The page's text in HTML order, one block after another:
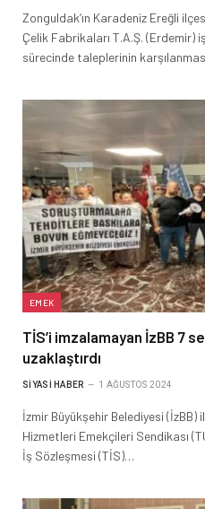
Zonguldak’ın Karadeniz Ereğli
Çelik Fabrikaları T.A.Ş. (Erdemir)
sürecinde taleplerinin
EMEK
TİS’i imzalamayan İzBB 7
uzaklaştırdı
SIYASI HABER 1 AĞUSTOS 2024
İzmir Büyükşehir Belediyesi (İzBB)
Hizmetleri Emekçileri Sendikası
İş Sözleşmesi (TİS)…